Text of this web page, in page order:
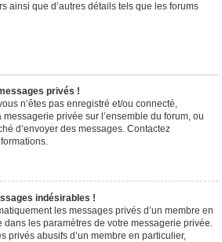
ainsi que d’autres détails tels que les forums
privés !
n’êtes pas enregistré et/ou connecté,
messagerie privée sur l’ensemble du forum, ou
d’envoyer des messages. Contactez
indésirables !
les messages privés d’un membre en
dans les paramètres de votre messagerie privée.
privés abusifs d’un membre en particulier,